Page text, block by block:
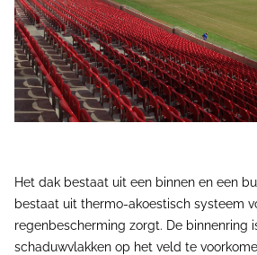
Het dak bestaat uit een binnen en een
bestaat uit thermo-akoestisch systeem
regenbescherming zorgt. De binnenring
schaduwvlakken op het veld te